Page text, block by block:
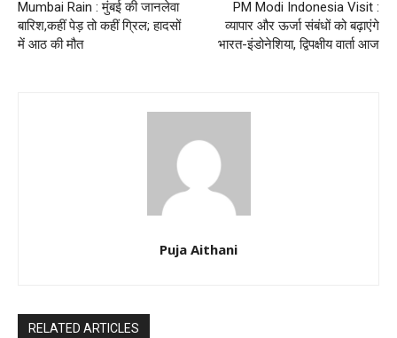
Mumbai Rain : मुंबई की जानलेवा
बारिश,कहीं पेड़ तो कहीं ग्रिल; हादसों
में आठ की मौत
PM Modi Indonesia Visit :
व्यापार और ऊर्जा संबंधों को बढ़ाएंगे
भारत-इंडोनेशिया, द्विपक्षीय वार्ता आज
Puja Aithani
RELATED ARTICLES